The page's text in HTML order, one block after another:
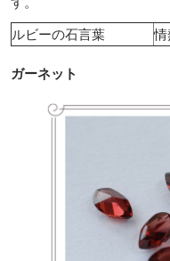
ルビーの石言葉
ガーネット